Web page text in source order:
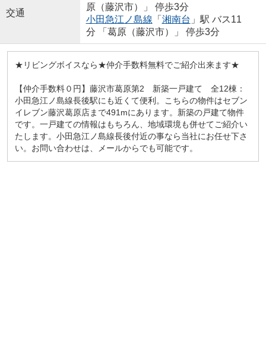
交通
原（藤沢市）」 停歩3分
小田急江ノ島線 「 湘南台 」駅 バス11
分 「葛原（藤沢市）」 停歩3分
★リビングボイスなら★仲介手数料無料でご紹介出来ます★
【仲介手数料０円】藤沢市葛原第2 新築一戸建て 全12棟：
小田急江ノ島線長後駅にも近くて便利。こちらの物件はセブン
イレブン藤沢葛原店まで491mにあります。新築の戸建て物件
です。一戸建ての情報はもちろん、地域環境も併せてご紹介い
たします。小田急江ノ島線長後付近の事なら当社にお任せ下さ
い。お問い合わせは、メールからでも可能です。